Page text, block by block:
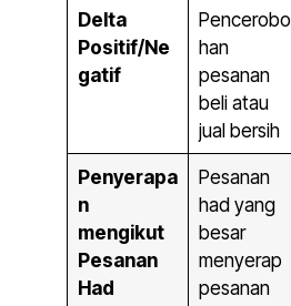
Delta
Positif/Ne
gatif
Pencerobo
han
pesanan
beli atau
jual bersih
Penyerapa
n
mengikut
Pesanan
Had
Pesanan
had yang
besar
menyerap
pesanan